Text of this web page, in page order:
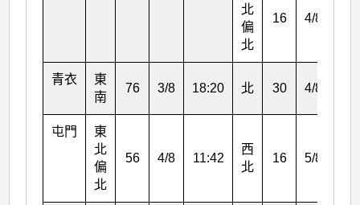
北
偏
北
16 4/8
青衣
東
南
76 3/8 18:20 北 30 4/8
屯門
東
北
偏
北
56 4/8 11:42
西
北
16 5/8